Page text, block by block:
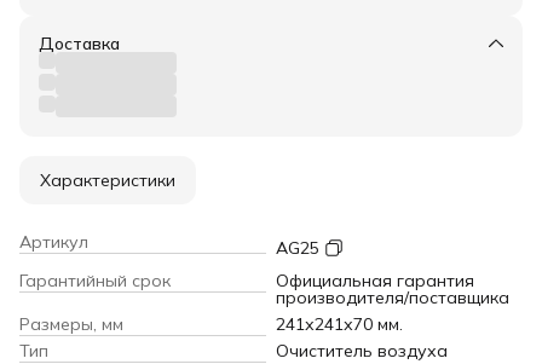
Доставка
Характеристики
Артикул
AG25
Гарантийный срок
Официальная гарантия
производителя/поставщика
Размеры, мм
241х241х70 мм.
Тип
Очиститель воздуха